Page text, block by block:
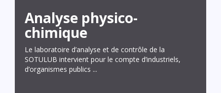
Analyse physico-
chimique
Le laboratoire d’analyse et de contrôle de la
SOTULUB intervient pour le compte d’industriels,
d’organismes publics ...